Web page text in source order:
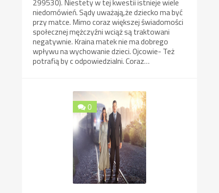
299530). Niestety w tej kwestii istnieje wiele
niedomówień. Sądy uważają,że dziecko ma być
przy matce. Mimo coraz większej świadomości
społecznej mężczyźni wciąż są traktowani
negatywnie. Kraina matek nie ma dobrego
wpływu na wychowanie dzieci. Ojcowie- Też
potrafią by c odpowiedzialni. Coraz…
0